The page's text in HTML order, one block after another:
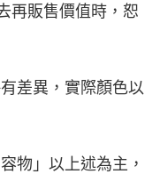
再販售價值時，恕
差異，實際顏色以
物」以上述為主，